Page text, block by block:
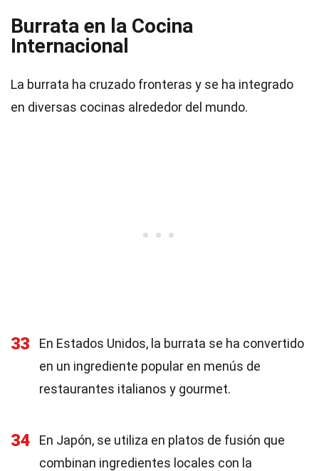
Burrata en la Cocina
Internacional
La burrata ha cruzado fronteras y se ha integrado
en diversas cocinas alrededor del mundo.
33
En Estados Unidos, la burrata se ha convertido
en un ingrediente popular en menús de
restaurantes italianos y gourmet.
34
En Japón, se utiliza en platos de fusión que
combinan ingredientes locales con la